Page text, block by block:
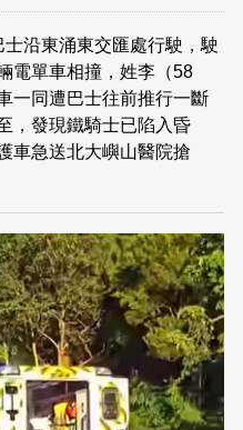
沿東涌東交匯處行駛，駛
電單車相撞，姓李（58
一同遭巴士往前推行一斷
，發現鐵騎士已陷入昏
車急送北大嶼山醫院搶